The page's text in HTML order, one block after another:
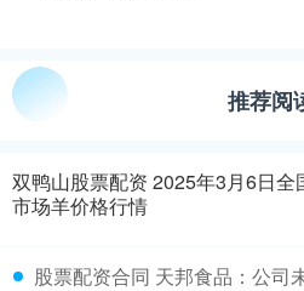
推荐阅
双鸭山股票配资 2025年3月6日全
市场羊价格行情
股票配资合同 天邦食品：公司